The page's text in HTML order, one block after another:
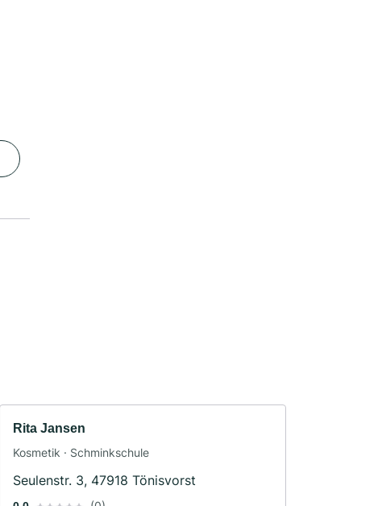
Rita Jansen
Kosmetik · Schminkschule
Seulenstr. 3, 47918 Tönisvorst